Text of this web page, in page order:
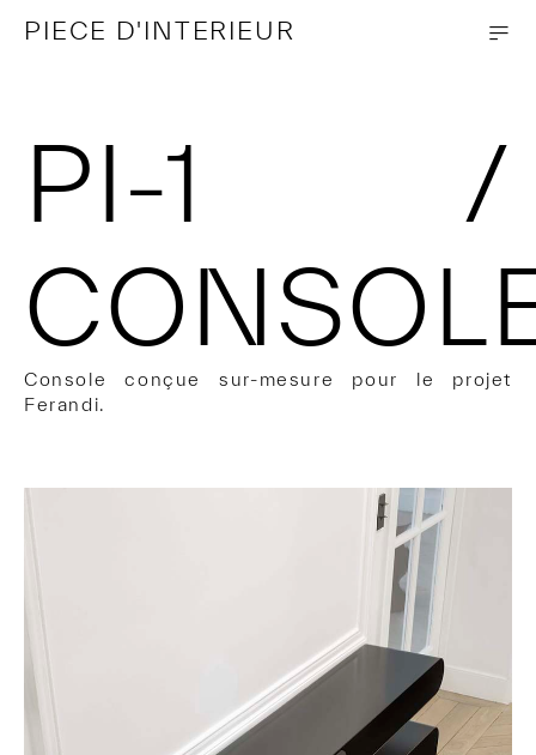
PIECE D'INTERIEUR —
—
-
PI-1 /
Console conçue sur-mesure pour le projet
Ferandi.